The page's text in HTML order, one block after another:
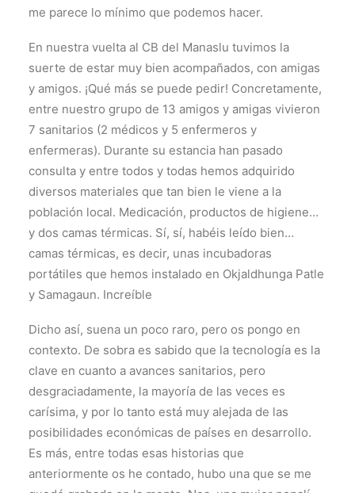
me parece lo mínimo que podemos hacer.
En nuestra vuelta al CB del Manaslu tuvimos la
suerte de estar muy bien acompañados, con amigas
y amigos. ¡Qué más se puede pedir! Concretamente,
entre nuestro grupo de 13 amigos y amigas vivieron
7 sanitarios (2 médicos y 5 enfermeros y
enfermeras). Durante su estancia han pasado
consulta y entre todos y todas hemos adquirido
diversos materiales que tan bien le viene a la
población local. Medicación, productos de higiene…
y dos camas térmicas. Sí, sí, habéis leído bien…
camas térmicas, es decir, unas incubadoras
portátiles que hemos instalado en Okjaldhunga Patle
y Samagaun. Increíble
Dicho así, suena un poco raro, pero os pongo en
contexto. De sobra es sabido que la tecnología es la
clave en cuanto a avances sanitarios, pero
desgraciadamente, la mayoría de las veces es
carísima, y por lo tanto está muy alejada de las
posibilidades económicas de países en desarrollo.
Es más, entre todas esas historias que
anteriormente os he contado, hubo una que se me